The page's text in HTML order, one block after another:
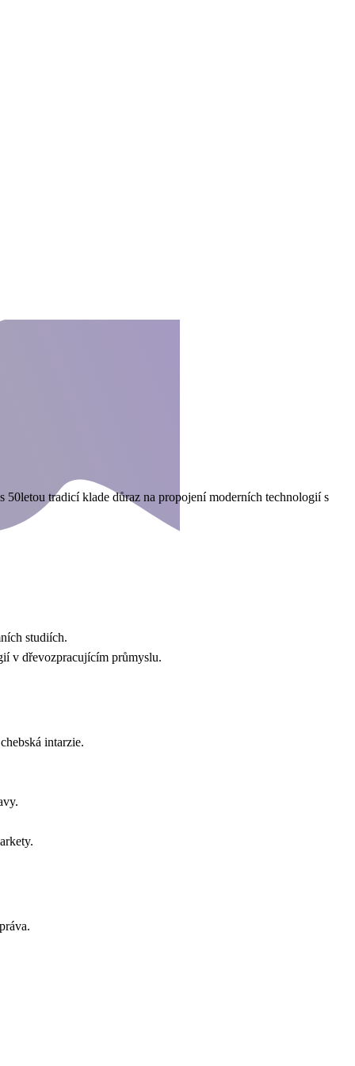
tradicí klade důraz na propojení moderních technologií s
studiích.
v dřevozpracujícím průmyslu.
intarzie.